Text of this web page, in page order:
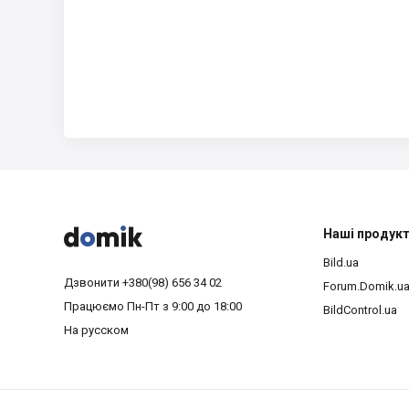



Дзвонити +380(98) 656 34 02
Працюємо Пн-Пт з 9:00 до 18:00
На русском
Наші
Bild.ua
Forum.Domik.ua
BildControl.ua